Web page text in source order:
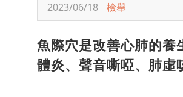
2023/06/18 檢舉
魚際穴是改善心肺的養
體炎、聲音嘶啞、肺虛